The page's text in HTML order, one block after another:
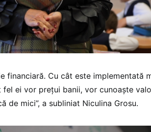
financiară. Cu cât este implementată
ei vor prețui banii, vor cunoaște
de mici”, a subliniat Niculina Grosu.